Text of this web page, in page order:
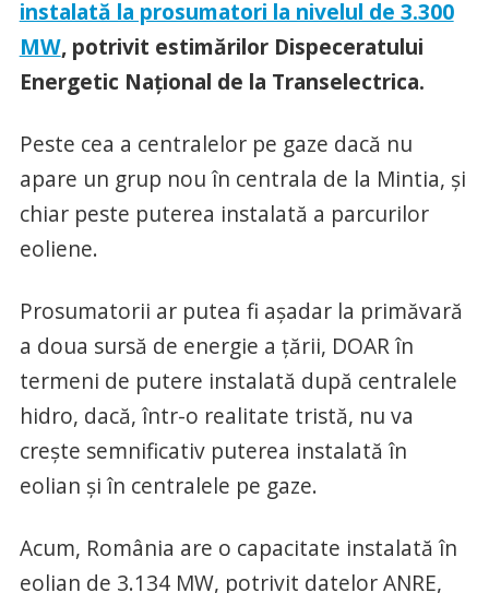
instalată la prosumatori la nivelul de 3.300
MW, potrivit estimărilor Dispeceratului
Energetic Național de la Transelectrica.
Peste cea a centralelor pe gaze dacă nu
apare un grup nou în centrala de la Mintia, și
chiar peste puterea instalată a parcurilor
eoliene.
Prosumatorii ar putea fi așadar la primăvară
a doua sursă de energie a țării, DOAR în
termeni de putere instalată după centralele
hidro, dacă, într-o realitate tristă, nu va
crește semnificativ puterea instalată în
eolian și în centralele pe gaze.
Acum, România are o capacitate instalată în
eolian de 3.134 MW, potrivit datelor ANRE,